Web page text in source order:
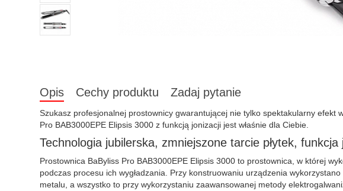
Opis Cechy produktu Zadaj pytanie
Szukasz profesjonalnej prostownicy gwarantującej nie tylko spektakularny efekt
Pro BAB3000EPE Elipsis 3000 z funkcją jonizacji jest właśnie dla Ciebie.
Technologia jubilerska, zmniejszone tarcie płytek, funkcja
Prostownica BaByliss Pro BAB3000EPE Elipsis 3000 to prostownica, w której
podczas procesu ich wygładzania. Przy konstruowaniu urządzenia
metalu, a wszystko to przy wykorzystaniu zaawansowanej metody